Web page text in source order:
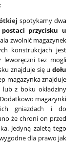
spotykamy dwa
przycisku u
zwolnić magazynek
konstrukcjach jest
leworęczni też mogli
znajduje się u dołu
magazynka znajduje
z boku okładziny
magazynki
gniazdach i do
że chroni on przed
Jedyną zaletą tego
dla prawo jak